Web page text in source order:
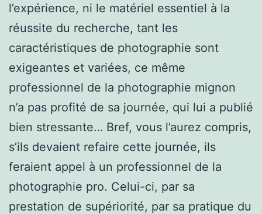
l’expérience, ni le matériel essentiel à la
réussite du recherche, tant les
caractéristiques de photographie sont
exigeantes et variées, ce même
professionnel de la photographie mignon
n’a pas profité de sa journée, qui lui a publié
bien stressante… Bref, vous l’aurez compris,
s’ils devaient refaire cette journée, ils
feraient appel à un professionnel de la
photographie pro. Celui-ci, par sa
prestation de supériorité, par sa pratique du